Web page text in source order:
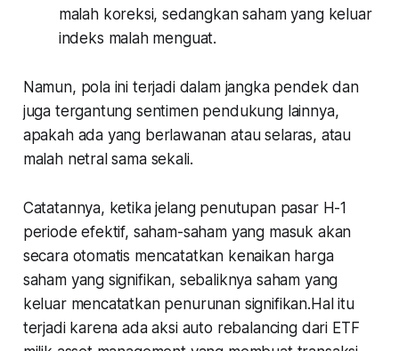
malah koreksi, sedangkan saham yang keluar
indeks malah menguat.
Namun, pola ini terjadi dalam jangka pendek dan
juga tergantung sentimen pendukung lainnya,
apakah ada yang berlawanan atau selaras, atau
malah netral sama sekali.
Catatannya, ketika jelang penutupan pasar H-1
periode efektif, saham-saham yang masuk akan
secara otomatis mencatatkan kenaikan harga
saham yang signifikan, sebaliknya saham yang
keluar mencatatkan penurunan signifikan.Hal itu
terjadi karena ada aksi auto rebalancing dari ETF